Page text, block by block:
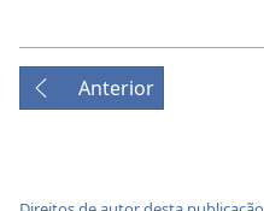
Anterior